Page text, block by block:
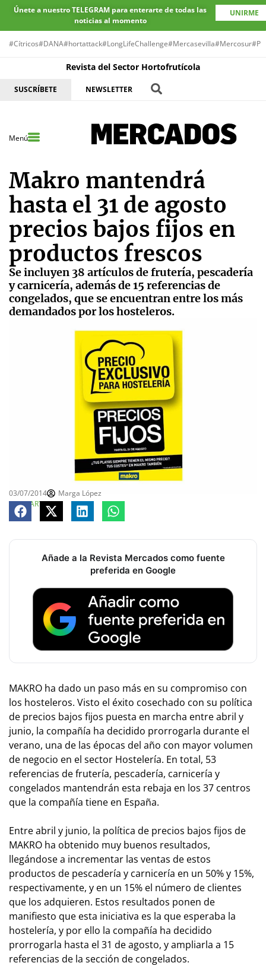
Únete a nuestro TELEGRAM para enterarte de todas las
noticias al momento
UNIRME
#Cítricos#DANA#hortattack#LongLifeChallenge#Mercasevilla#Mercosur
Revista del Sector Hortofrutícola
SUSCRÍBETE NEWSLETTER
Menú
Makro mantendrá
hasta el 31 de agosto
precios bajos fijos en
productos frescos
Se incluyen 38 artículos de frutería, pescadería
y carnicería, además de 15 referencias de
congelados, que se encuentran entre los más
demandados por los hosteleros.
03/07/2014
Marga López
COMPARTE
Añade a la Revista Mercados como fuente
preferida en Google
MAKRO ha dado un paso más en su compromiso con
los hosteleros. Visto el éxito cosechado con su política
de precios bajos fijos puesta en marcha entre abril y
junio, la compañía ha decidido prorrogarla durante el
verano, una de las épocas del año con mayor volumen
de negocio en el sector Hostelería. En total, 53
referencias de frutería, pescadería, carnicería y
congelados mantendrán esta rebaja en los 37 centros
que la compañía tiene en España.
Entre abril y junio, la política de precios bajos fijos de
MAKRO ha obtenido muy buenos resultados,
llegándose a incrementar las ventas de estos
productos de pescadería y carnicería en un 50% y 15%,
respectivamente, y en un 15% el número de clientes
que los adquieren. Estos resultados ponen de
manifiesto que esta iniciativa es la que esperaba la
hostelería, y por ello la compañía ha decidido
prorrogarla hasta el 31 de agosto, y ampliarla a 15
referencias de la sección de congelados.